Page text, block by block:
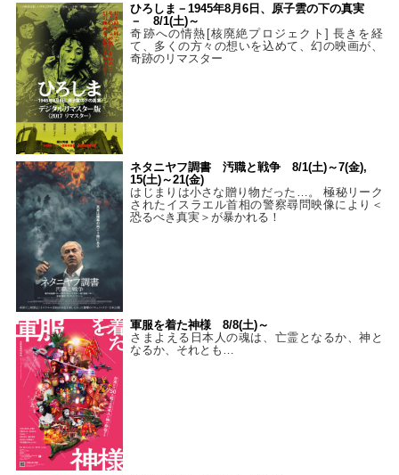
ひろしま－1945年8月6日、原子雲の下の真実
－ 8/1(土)～
奇跡への情熱[核廃絶プロジェクト] 長きを経
て、多くの方々の想いを込めて、幻の映画が、
奇跡のリマスター
ネタニヤフ調書 汚職と戦争 8/1(土)～7(金),
15(土)～21(金)
はじまりは小さな贈り物だった…。 極秘リーク
されたイスラエル首相の警察尋問映像により＜
恐るべき真実＞が暴かれる！
軍服を着た神様 8/8(土)～
さまよえる日本人の魂は、亡霊となるか、神と
なるか、それとも…